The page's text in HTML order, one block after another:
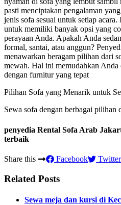
pasti menciptakan pengalaman
jenis sofa sesuai untuk setiap
untuk memiliki banyak opsi yang
perayaan Anda. Apakah Anda
formal, santai, atau anggun?
menawarkan beragam pilihan dari
mewah. Hal ini memudahkan Anda
dengan furnitur yang tepat
Pilihan Sofa yang Menarik untuk
Sewa sofa dengan berbagai pilihan
penyedia Rental Sofa Arab
terbaik
Share this Facebook Twitter
Related Posts
Sewa meja dan kursi di